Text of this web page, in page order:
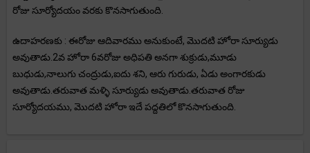
రోజు సూర్యోదయం వరకు కొనసాగుతుంది.
ఉదాహరణకు : ఈరోజు ఆదివారము అనుకుంటే, మొదటి హోరా సూర్యుడు
అవుతాడు.2వ హోరా 6వరోజు అధిపతి అనగా శుక్రుడు,మూడు
బుధుడు,నాలుగు చంద్రుడు,ఐదు శని, ఆరు గురుడు, ఏడు అంగారకుడు
అవుతాడు.తరువాత మళ్ళి సూర్యుడు అవుతాడు.తరువాత రోజు
సూర్యోదయము, మొదటి హోరా ఇదే పద్దతిలో కొనసాగుతుంది.